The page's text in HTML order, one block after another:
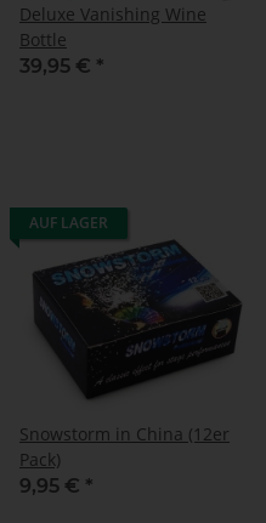
Deluxe Vanishing Wine
Bottle
39,95 € *
AUF LAGER
Snowstorm in China (12er
Pack)
9,95 € *